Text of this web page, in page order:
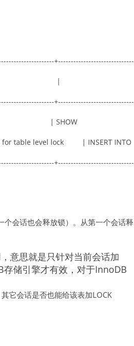
--------------------+------------------------------
|
--------------------+------------------------------
| SHOW
for table level lock | INSERT INTO
--------------------+------------------------------
个会话也会释放锁）。从第一个会话释
意思就是只针对当前会话加
储引擎才有效，对于InnoDB
其它会话是否也能给该表加LOCK